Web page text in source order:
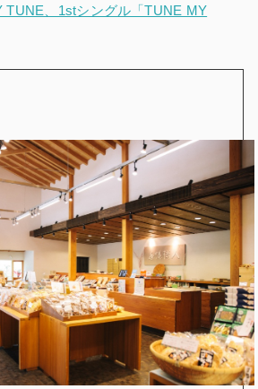
TUNE、1stシングル「TUNE MY